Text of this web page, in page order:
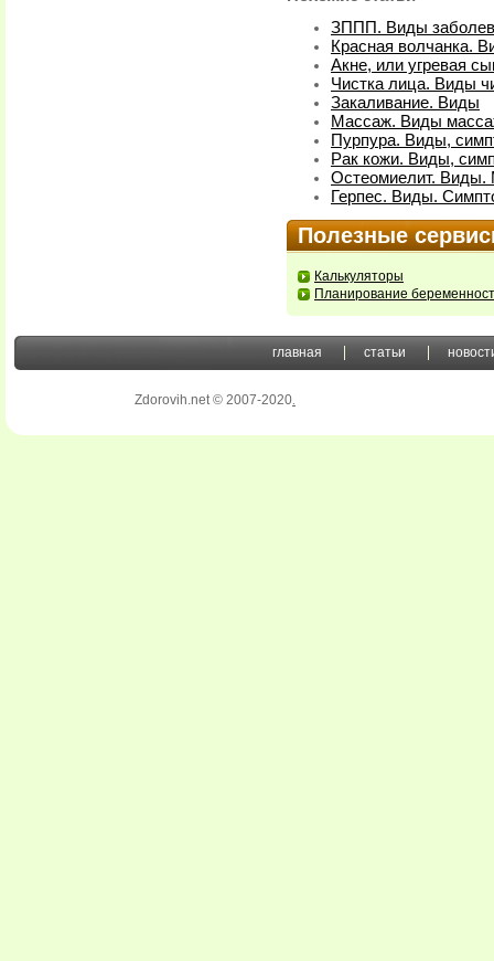
ЗППП. Виды
Красная волчанка.
Акне, или угревая
Чистка лица. Виды
Закаливание. Виды
Массаж. Виды
Пурпура. Виды,
Рак кожи. Виды,
Остеомиелит. Виды.
Герпес. Виды.
Полезные
Калькуляторы
Планирование
главная статьи
Zdorovih.net © 2007-2020